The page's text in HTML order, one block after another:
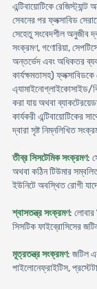
এন্টিবায়োটিকে
সেবনের পর ফ্লক্সাবিড
সেহেতু সংবেদশীল অনুজীব
সংক্রমণ, গণোরিয়া,
অন্তর্ভেদ এবং অধিকতর
কার্যক্ষমতাসহ)
এ্যামাইনোগ্লাইকোসাইড/
করা যায় অথবা
কার্যকরী এন্টিবায়োটিকের
দ্বারা সৃষ্ট নিম্নলিখিত
তীব্র সিসটেমিক সংক্রমণ:
অথবা কঠিন টিউমার
ইউনিটে অবস্থিত রোগী
শ্বাসতন্ত্র সংক্রমণ: লোবার
সিসটিক ফাইব্রোসিসের
মূত্রতন্ত্র সংক্রমণ: জটিল
পাইলোনেফ্রাইটিস,